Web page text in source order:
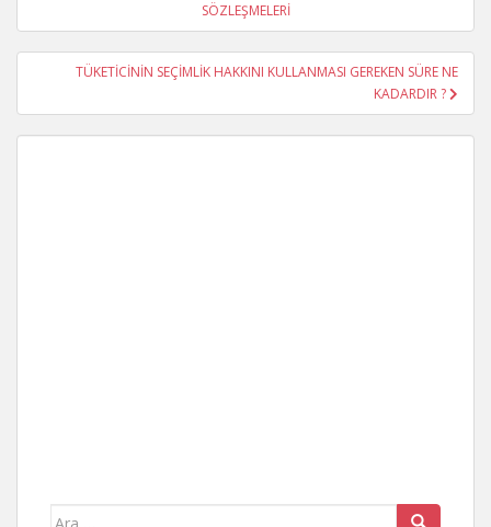
SÖZLEŞMELERİ
TÜKETİCİNİN SEÇİMLİK HAKKINI KULLANMASI GEREKEN SÜRE NE
KADARDIR ?
Arama